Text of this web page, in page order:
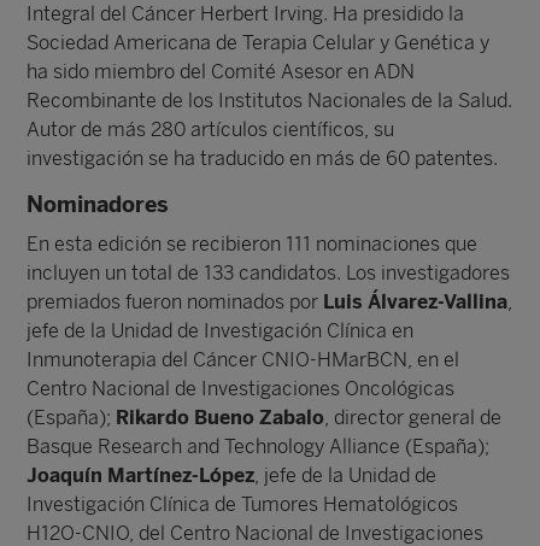
Integral del Cáncer Herbert Irving. Ha presidido la
Sociedad Americana de Terapia Celular y Genética y
ha sido miembro del Comité Asesor en ADN
Recombinante de los Institutos Nacionales de la Salud.
Autor de más 280 artículos científicos, su
investigación se ha traducido en más de 60 patentes.
Nominadores
En esta edición se recibieron 111 nominaciones que
incluyen un total de 133 candidatos. Los investigadores
premiados fueron nominados por Luis Álvarez-Vallina
jefe de la Unidad de Investigación Clínica en
Inmunoterapia del Cáncer CNIO-HMarBCN, en el
Centro Nacional de Investigaciones Oncológicas
(España); Rikardo Bueno Zabalo , director general de
Basque Research and Technology Alliance (España);
Joaquín Martínez-López , jefe de la Unidad de
Investigación Clínica de Tumores Hematológicos
H12O-CNIO, del Centro Nacional de Investigaciones